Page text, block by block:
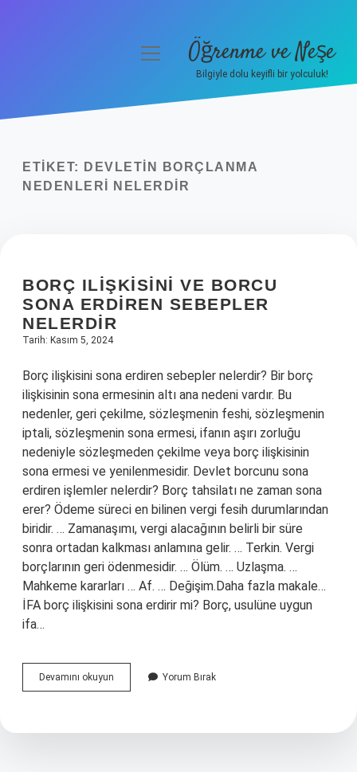
Yasal Uyarı
menüyüÖğrenme ve Neşe
Bilgiyle dolu keyifli bir yolculuk!
ETIKET:
DEVLETIN BORÇLANMA
NEDENLERI NELERDIR
BORÇ ILIŞKISINI VE BORCU
SONA ERDIREN SEBEPLER
NELERDIR
Tarih: Kasım 5, 2024
Borç ilişkisini sona erdiren sebepler nelerdir? Bir borç
ilişkisinin sona ermesinin altı ana nedeni vardır. Bu
nedenler, geri çekilme, sözleşmenin feshi, sözleşmenin
iptali, sözleşmenin sona ermesi, ifanın aşırı zorluğu
nedeniyle sözleşmeden çekilme veya borç ilişkisinin
sona ermesi ve yenilenmesidir. Devlet borcunu sona
erdiren işlemler nelerdir? Borç tahsilatı ne zaman sona
erer? Ödeme süreci en bilinen vergi fesih durumlarından
biridir. … Zamanaşımı, vergi alacağının belirli bir süre
sonra ortadan kalkması anlamına gelir. … Terkin. Vergi
borçlarının geri ödenmesidir. … Ölüm. … Uzlaşma. …
Mahkeme kararları … Af. … Değişim.Daha fazla makale…
İFA borç ilişkisini sona erdirir mi? Borç, usulüne uygun
ifa…
Devamını okuyun
Ilişkisini
Sona
Yorum Bırak